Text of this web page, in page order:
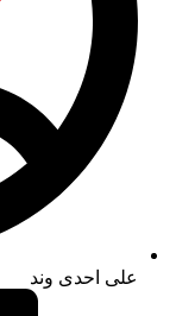
علی احدی وند